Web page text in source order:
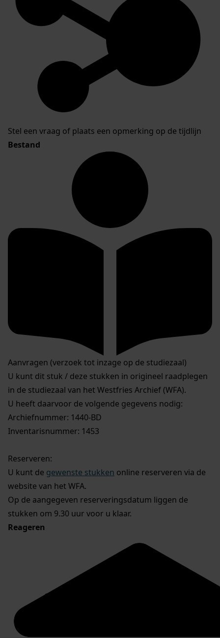
Stel een vraag of plaats een opmerking op de tijdlijn
Bestand
Aanvragen (verzoek tot inzage op de studiezaal)
U kunt dit stuk / deze stukken in origineel raadplegen
in de studiezaal van het Westfries Archief (WFA).
U heeft daarvoor de volgende gegevens nodig:
Archiefnummer: 1440-BD
Inventarisnummer: 1453
Reserveren:
U kunt de gewenste stukken online reserveren via de
website van het WFA.
Op de aangegeven reserveringsdatum liggen de
stukken om 9.30 uur voor u klaar.
Reageren